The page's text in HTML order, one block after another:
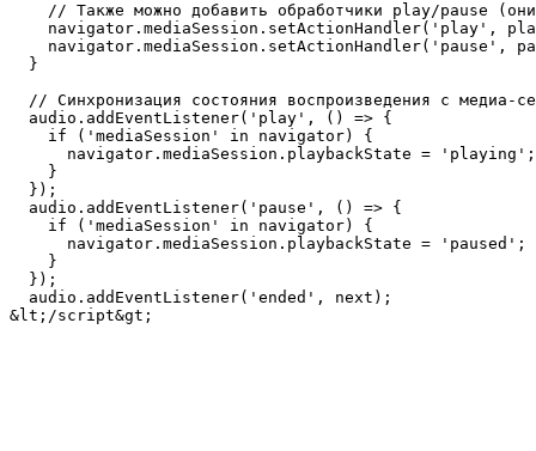
// Также можно добавить обработчики play/pause
navigator.mediaSession.setActionHandler('play',
navigator.mediaSession.setActionHandler('pause',
  }
// Синхронизация состояния воспроизведения с медиа-
  audio.addEventListener('play', () => {
    if ('mediaSession' in navigator) {
      navigator.mediaSession.playbackState = 'playing';
    }
  });
  audio.addEventListener('pause', () => {
    if ('mediaSession' in navigator) {
      navigator.mediaSession.playbackState = 'paused';
    }
  });
  audio.addEventListener('ended', next);